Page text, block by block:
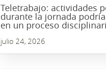
Teletrabajo: actividades
durante la jornada
en un proceso
julio 24, 2026